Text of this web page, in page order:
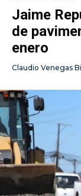
Jaime
de
enero
Claudio Venegas